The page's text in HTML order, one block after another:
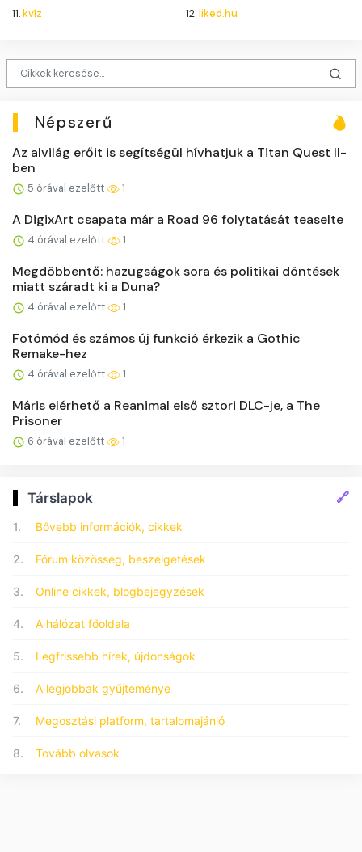
11.kvíz 12.liked.hu
Népszerű
Az alvilág erőit is segítségül hívhatjuk a Titan Quest II-
ben
5 órával ezelőtt 1
A DigixArt csapata már a Road 96 folytatását teaselte
4 órával ezelőtt 1
Megdöbbentő: hazugságok sora és politikai döntések
miatt száradt ki a Duna?
4 órával ezelőtt 1
Fotómód és számos új funkció érkezik a Gothic
Remake-hez
4 órával ezelőtt 1
Máris elérhető a Reanimal első sztori DLC-je, a The
Prisoner
6 órával ezelőtt 1
Társlapok 🔗
1. Bővebb információk, cikkek
2. Fórum közösség, beszélgetések
3. Online cikkek, blogbejegyzések
4. A hálózat főoldala
5. Legfrissebb hírek, újdonságok
6. A legjobbak gyűjteménye
7. Megosztási platform, tartalomajánló
8. Tovább olvasok